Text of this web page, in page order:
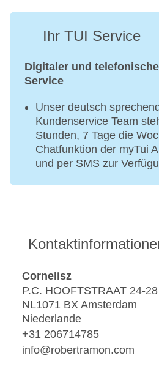
Ihr TUI Service
Digitaler und
Service
Unser deutsch
Kundenservice Team
Stunden, 7 Tage die
Chatfunktion der myTui
und per SMS zur
Cornelisz
P.C. HOOFTSTRAAT 24-28
NL1071 BX Amsterdam
Niederlande
+31 206714785
info@robertramon.com